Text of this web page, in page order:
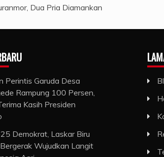
Dua Pria Diamankan
Perintis Garuda Desa
Rampung 100 Persen,
Kasih Presiden
Demokrat, Laskar Biru
Wujudkan Langit